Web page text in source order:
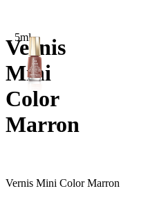
Vernis
Mini
Color
Marron
5ml
Vernis Mini Color Marron